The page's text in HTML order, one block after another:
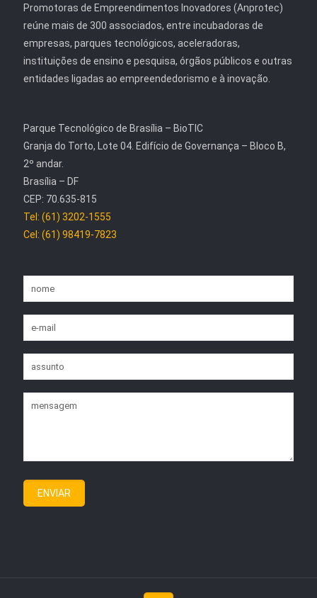
Promotoras de Empreendimentos Inovadores (Anprotec)
reúne mais de 300 associados, entre incubadoras de
empresas, parques tecnológicos, aceleradoras,
instituições de ensino e pesquisa, órgãos públicos e outras
entidades ligadas ao empreendedorismo e à inovação.
Parque Tecnológico de Brasília – BioTIC
Granja do Torto, Lote 04. Edifício de Governança – Bloco B,
2º andar.
Brasília – DF
CEP: 70.635-815
Tel: (61) 3202-1555
Cel: (61) 98419-7823